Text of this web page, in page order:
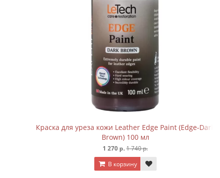
Краска для уреза кожи Leather Edge Paint (Edge-Dark
Brown) 100 мл
1 270 р.1 740 р.
В корзину